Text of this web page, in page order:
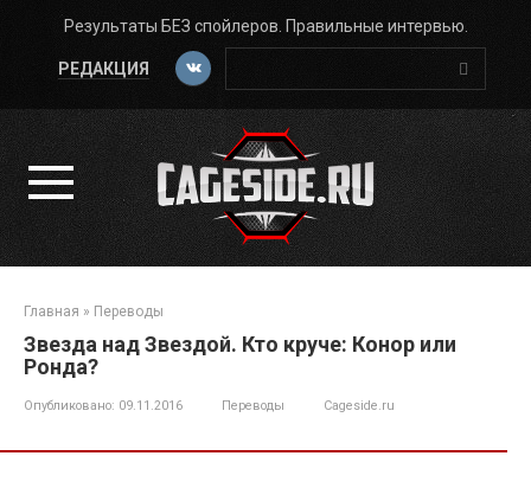
Перейти
контенту
Результаты БЕЗ спойлеров. Правильные интервью.
РЕДАКЦИЯ
Поиск:
Главная » Переводы
Звезда над Звездой. Кто круче: Конор или
Ронда?
Опубликовано: 09.11.2016 Переводы Cageside.ru